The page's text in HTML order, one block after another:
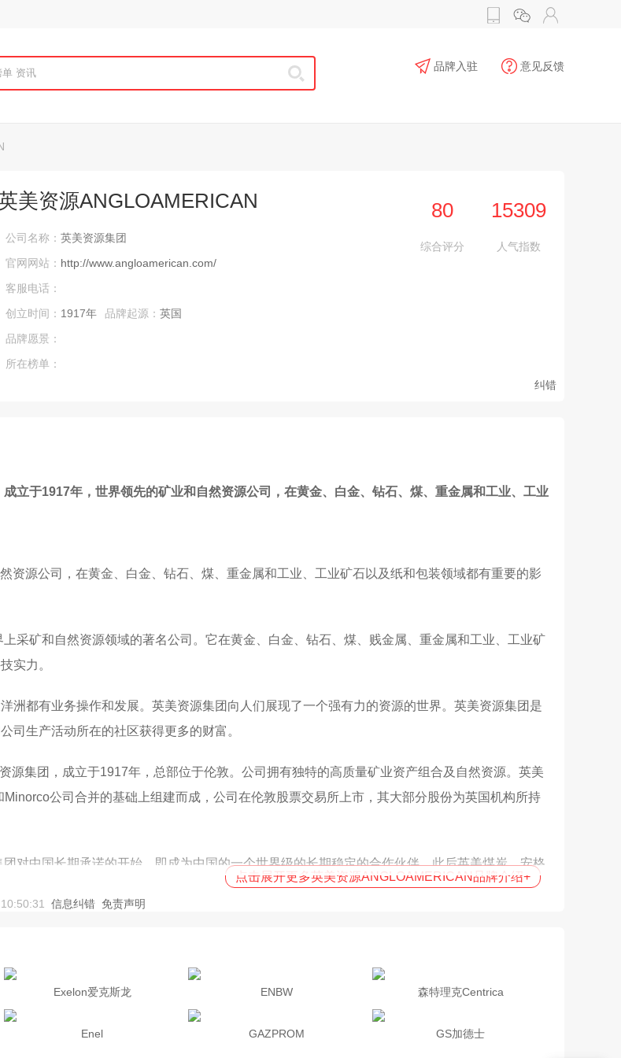
品牌入驻 意见反馈
美资源ANGLOAMERICAN
公司名称： 英美资源集团
官网网站： http://www.angloamerican.com/
客服电话：
创立时间： 1917年 品牌起源： 英国
品牌愿景：
所在榜单：
纠错
综合评分
80
人气指数
15309
立于1917年，世界领先的矿业和自然资源公司，在黄金、白金、钻石、煤、重金属和工业、工业
资源公司，在黄金、白金、钻石、煤、重金属和工业、工业矿石以及纸和包装领域都有重要的影
采矿和自然资源领域的著名公司。它在黄金、白金、钻石、煤、贱金属、重金属和工业、工业矿
实力。
洲都有业务操作和发展。英美资源集团向人们展现了一个强有力的资源的世界。英美资源集团是
司生产活动所在的社区获得更多的财富。
集团，成立于1917年，总部位于伦敦。公司拥有独特的高质量矿业资产组合及自然资源。英美
公司合并的基础上组建而成，公司在伦敦股票交易所上市，其大部分股份为英国机构所持
对中国长期承诺的开始，即成为中国的一个世界级的长期稳定的合作伙伴。此后英美煤炭、安格
北京、上海、内蒙古、 浙江、 甘肃、新疆和陕西。
点击展开更多英美资源ANGLOAMERICAN品牌介绍+
信息纠错 免责声明
Exelon爱克斯龙 ENBW 森特理克Centrica
Enel GAZPROM GS加德士